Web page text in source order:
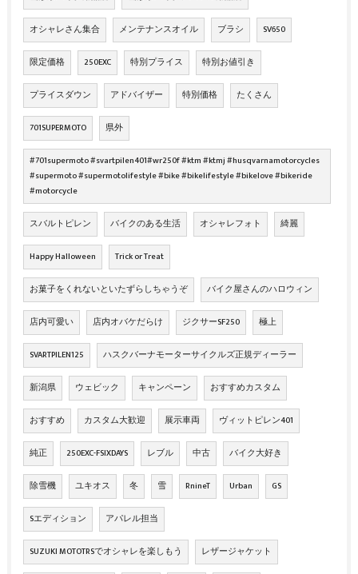
オシャレさん集合 メンテナンスオイル ブラシ SV650
限定価格 250EXC 特別プライス 特別お値引き
プライスダウン アドバイザー 特別価格 たくさん
701SUPERMOTO 県外
#701supermoto #svartpilen401#wr250f #ktm #ktmj #husqvarnamotorcycles
#supermoto #supermotolifestyle #bike #bikelifestyle #bikelove #bikeride
#motorcycle
スバルトピレン バイクのある生活 オシャレフォト 綺麗
Happy Halloween Trick or Treat
お菓子をくれないといたずらしちゃうぞ バイク屋さんのハロウィン
店内可愛い 店内オバケだらけ ジクサーSF250 極上
SVARTPILEN125 ハスクバーナモーターサイクルズ正規ディーラー
新潟県 ウェビック キャンペーン おすすめカスタム
おすすめ カスタム大歓迎 展示車両 ヴィットピレン401
純正 250EXC-FSIXDAYS レブル 中古 バイク大好き
除雪機 ユキオス 冬 雪 RnineT Urban GS
Sエディション アパレル担当
SUZUKI MOTOTRSでオシャレを楽しもう レザージャケット